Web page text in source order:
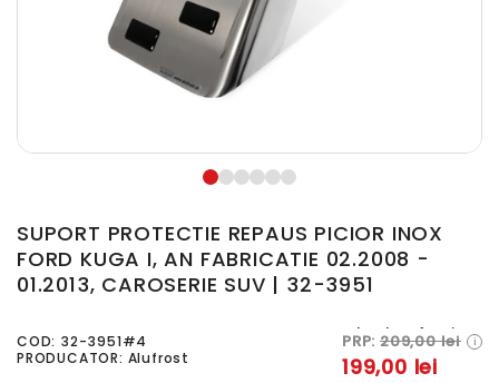
SUPORT PROTECTIE REPAUS PICIOR INOX
FORD KUGA I, AN FABRICATIE 02.2008 -
01.2013, CAROSERIE SUV | 32-3951
COD: 32-3951#4
PRODUCATOR: Alufrost
In stoc furnizor
PRP: 209,00 lei i
199,00 lei